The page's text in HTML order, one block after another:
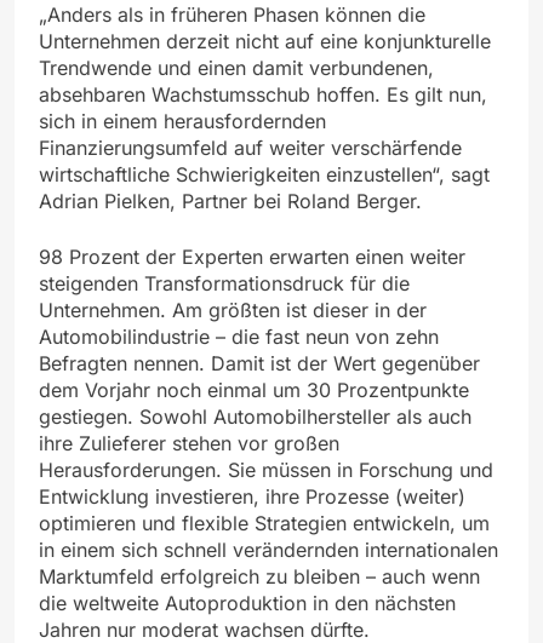
„Anders als in früheren Phasen können die
Unternehmen derzeit nicht auf eine konjunkturelle
Trendwende und einen damit verbundenen,
absehbaren Wachstumsschub hoffen. Es gilt nun,
sich in einem herausfordernden
Finanzierungsumfeld auf weiter verschärfende
wirtschaftliche Schwierigkeiten einzustellen“, sagt
Adrian Pielken, Partner bei Roland Berger.
98 Prozent der Experten erwarten einen weiter
steigenden Transformationsdruck für die
Unternehmen. Am größten ist dieser in der
Automobilindustrie – die fast neun von zehn
Befragten nennen. Damit ist der Wert gegenüber
dem Vorjahr noch einmal um 30 Prozentpunkte
gestiegen. Sowohl Automobilhersteller als auch
ihre Zulieferer stehen vor großen
Herausforderungen. Sie müssen in Forschung und
Entwicklung investieren, ihre Prozesse (weiter)
optimieren und flexible Strategien entwickeln, um
in einem sich schnell verändernden internationalen
Marktumfeld erfolgreich zu bleiben – auch wenn
die weltweite Autoproduktion in den nächsten
Jahren nur moderat wachsen dürfte.